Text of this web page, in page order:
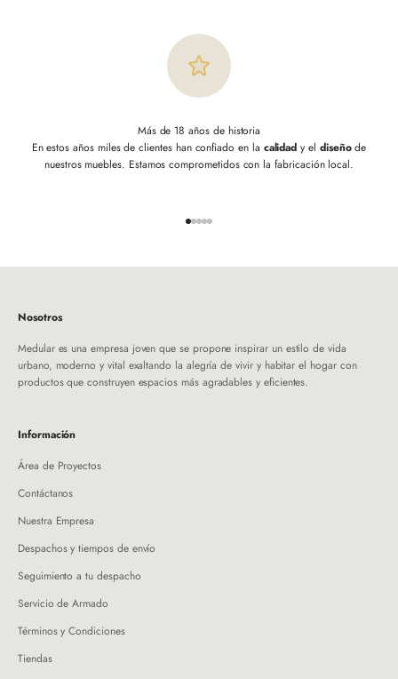
Más de 18 años de historia
En estos años miles de clientes han confiado en la calidad y el diseñode
nuestros muebles. Estamos comprometidos con la fabricación local.
Ir al artículo 1
Ir al artículo 2
Ir al artículo 3
Ir al artículo 4
Ir al artículo 5
Nosotros
Medular es una empresa joven que se propone inspirar un estilo de vida
urbano, moderno y vital exaltando la alegría de vivir y habitar el hogar con
productos que construyen espacios más agradables y eficientes.
Información
Área de Proyectos
Contáctanos
Nuestra Empresa
Despachos y tiempos de envío
Seguimiento a tu despacho
Servicio de Armado
Términos y Condiciones
Tiendas